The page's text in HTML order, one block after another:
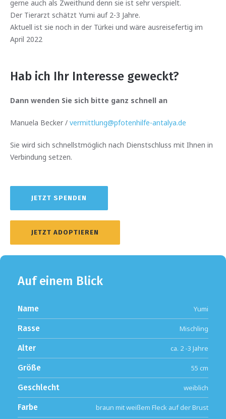
gerne auch als Zweithund denn sie ist sehr verspielt.
Der Tierarzt schätzt Yumi auf 2-3 Jahre.
Aktuell ist sie noch in der Türkei und wäre ausreisefertig im
April 2022
Hab ich Ihr Interesse geweckt?
Dann wenden Sie sich bitte ganz schnell an
Manuela Becker / vermittlung@pfotenhilfe-antalya.de
Sie wird sich schnellstmöglich nach Dienstschluss mit Ihnen in
Verbindung setzen.
JETZT SPENDEN
JETZT ADOPTIEREN
Auf einem Blick
Name Yumi
Rasse Mischling
Alter ca. 2 -3 Jahre
Größe 55 cm
Geschlecht weiblich
Farbe braun mit weißem Fleck auf der Brust